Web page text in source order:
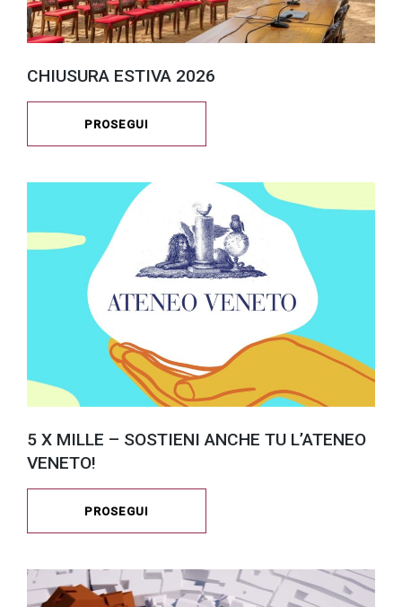
CHIUSURA ESTIVA 2026
PROSEGUI
5 X MILLE – SOSTIENI ANCHE TU L’ATENEO
VENETO!
PROSEGUI